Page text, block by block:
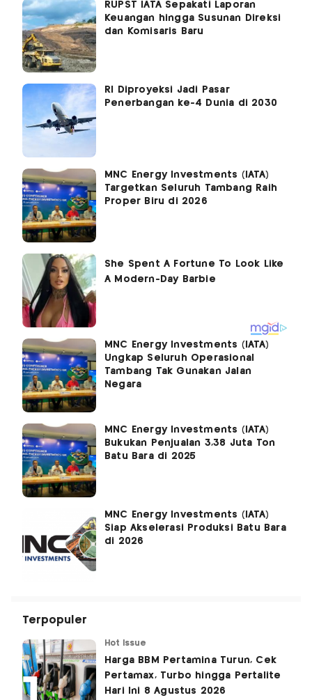
RUPST IATA Sepakati Laporan
Keuangan hingga Susunan Direksi
dan Komisaris Baru
RI Diproyeksi Jadi Pasar
Penerbangan ke-4 Dunia di 2030
MNC Energy Investments (IATA)
Targetkan Seluruh Tambang Raih
Proper Biru di 2026
MNC Energy Investments (IATA)
Ungkap Seluruh Operasional
Tambang Tak Gunakan Jalan
Negara
MNC Energy Investments (IATA)
Bukukan Penjualan 3,38 Juta Ton
Batu Bara di 2025
MNC Energy Investments (IATA)
Siap Akselerasi Produksi Batu Bara
di 2026
Terpopuler
Hot Issue
Harga BBM Pertamina Turun, Cek
Pertamax, Turbo hingga Pertalite
Hari Ini 8 Agustus 2026